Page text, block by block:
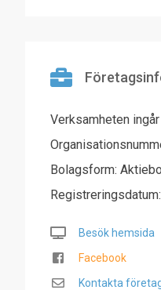
Verksamheten
Bolagsform:
Besök hemsida
Facebook
Kontakta